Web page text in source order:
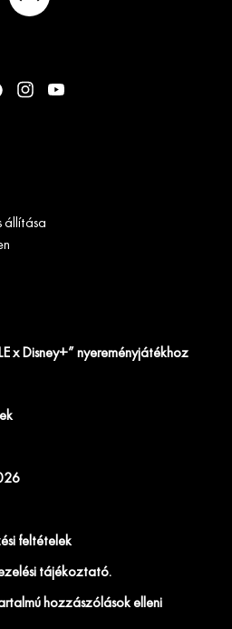
állítása
x Disney+” nyereményjátékhoz
feltételek
tájékoztató.
hozzászólások elleni